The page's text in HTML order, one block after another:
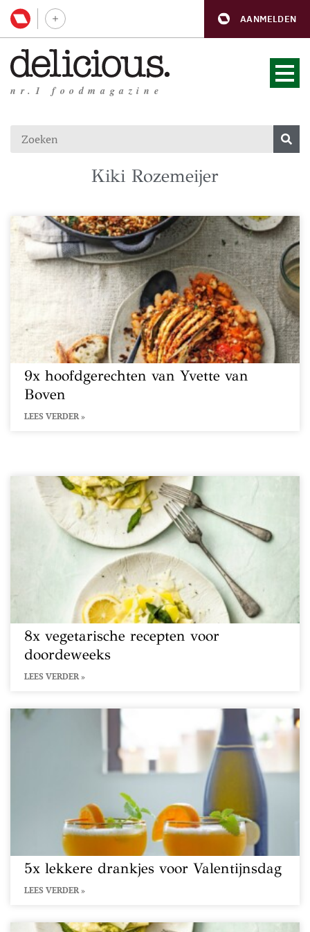
AANMELDEN
nr.1 foodmagazine
Kiki Rozemeijer
9x hoofdgerechten van Yvette van
Boven
LEES VERDER »
8x vegetarische recepten voor
doordeweeks
LEES VERDER »
5x lekkere drankjes voor Valentijnsdag
LEES VERDER »